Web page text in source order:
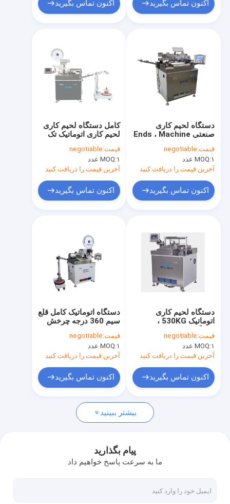
محصولات
درباره ما
تور کارخانه
با ما تماس بگیرید
اخبار
درخواست نقل قول
ماشین های سیم پیچ
دستگاه چین دار لحیم کاری
دستگاه سیم برش و برش
اکنون تماس بگیرید اکنون تماس بگیرید
کامل دستگاه لحیم کاری
لحیم کاری اتوماتیک تک
قیمت:negotiable
MOQ:۱ عدد
آخرین قیمت را دریافت کنید
اکنون تماس بگیرید
دستگاه لحیم کاری
صنعتی Ends ، Machine
401B
قیمت:negotiable
MOQ:۱ عدد
آخرین قیمت را دریافت کنید
اکنون تماس بگیرید
دستگاه اتوماتیک کامل قلع
سیم 360 درجه چرخش
قیمت:negotiable
MOQ:۱ عدد
آخرین قیمت را دریافت کنید
اکنون تماس بگیرید
دستگاه لحیم کاری
اتوماتیک 530KG ،
راندمان بالا
قیمت:negotiable
MOQ:۱ عدد
آخرین قیمت را دریافت کنید
اکنون تماس بگیرید
بیشتر ببینید
پیام بگذارید
ما به سرعت پاسخ خواهیم داد